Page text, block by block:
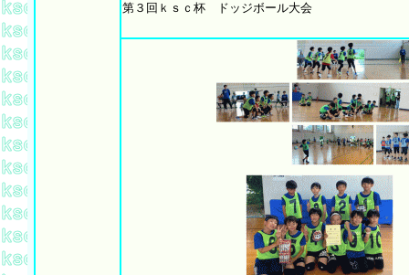
第３ 回ｋｓｃ杯 ドッジボール大会